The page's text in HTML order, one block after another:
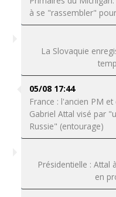
à se "rassembler"
La Slovaquie
05/08 17:44
France : l'ancien PM
Gabriel Attal visé par
Russie" (entourage)
Présidentielle : Attal
en